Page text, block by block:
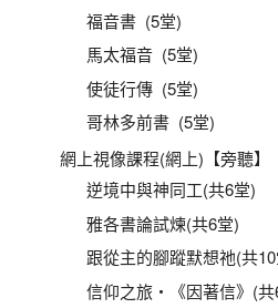
福音書 (5堂)
馬太福音 (5堂)
使徒行傳 (5堂)
哥林多前書 (5堂)
網上視像課程(網上)【旁聽】
逆境中與神同工(共6堂)
雅各書論試煉(共6堂)
跟從主的腳蹤默想祂(共
信仰之旅‧《因著信》(共